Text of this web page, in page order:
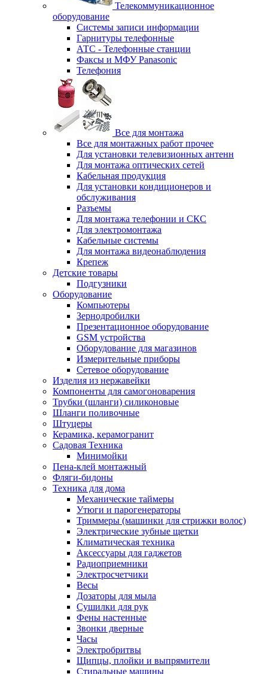
Телекоммуникационное
оборудование
Системы записи информации
Гарнитуры телефонные
АТС - Телефонные станции
Факсы и МФУ Panasonic
Телефония
Все для монтажа
Все для монтажных работ прочее
Для установки телевизионных антенн
Для монтажа оптических сетей
Кабельная продукция
Для установки кондиционеров и
обслуживания
Разъемы
Для монтажа телефонии и СКС
Для электромонтажа
Кабельные системы
Для монтажа видеонаблюдения
Крепеж
Детские товары
Подгузники
Оборудование
Компьютеры
Зернодробилки
Презентационное оборудование
GSM устройства
Оборудование для магазинов
Измерительные приборы
Сетевое оборудование
Изделия из нержавейки
Компоненты для самогоноварения
Трубки (шланги) силиконовые
Шланги поливочные
Штуцеры
Керамика, керамогранит
Садовая Техника
Минимойки
Пена-клей монтажный
Фляги-бидоны
Техника для дома
Механические таймеры
Утюги и парогенераторы
Триммеры (машинки для стрижки волос)
Электрические зубные щетки
Климатическая техника
Аксессуары для гаджетов
Радиоприемники
Электросчетчики
Весы
Дозаторы для мыла
Сушилки для рук
Фены настенные
Звонки дверные
Часы
Электробритвы
Щипцы, плойки и выпрямители
Стиральные машины